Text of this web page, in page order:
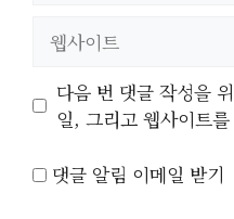
트
다음 번 댓글 작성을
일, 그리고 웹사이트
댓글 알림 이메일 받기